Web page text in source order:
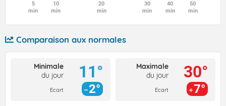
5
min
10
min
20
min
30
min
40
min
50
min
Comparaison aux normales
Minimale
du jour
Ecart
11°
2°
Maximale
du jour
Ecart
30°
7°